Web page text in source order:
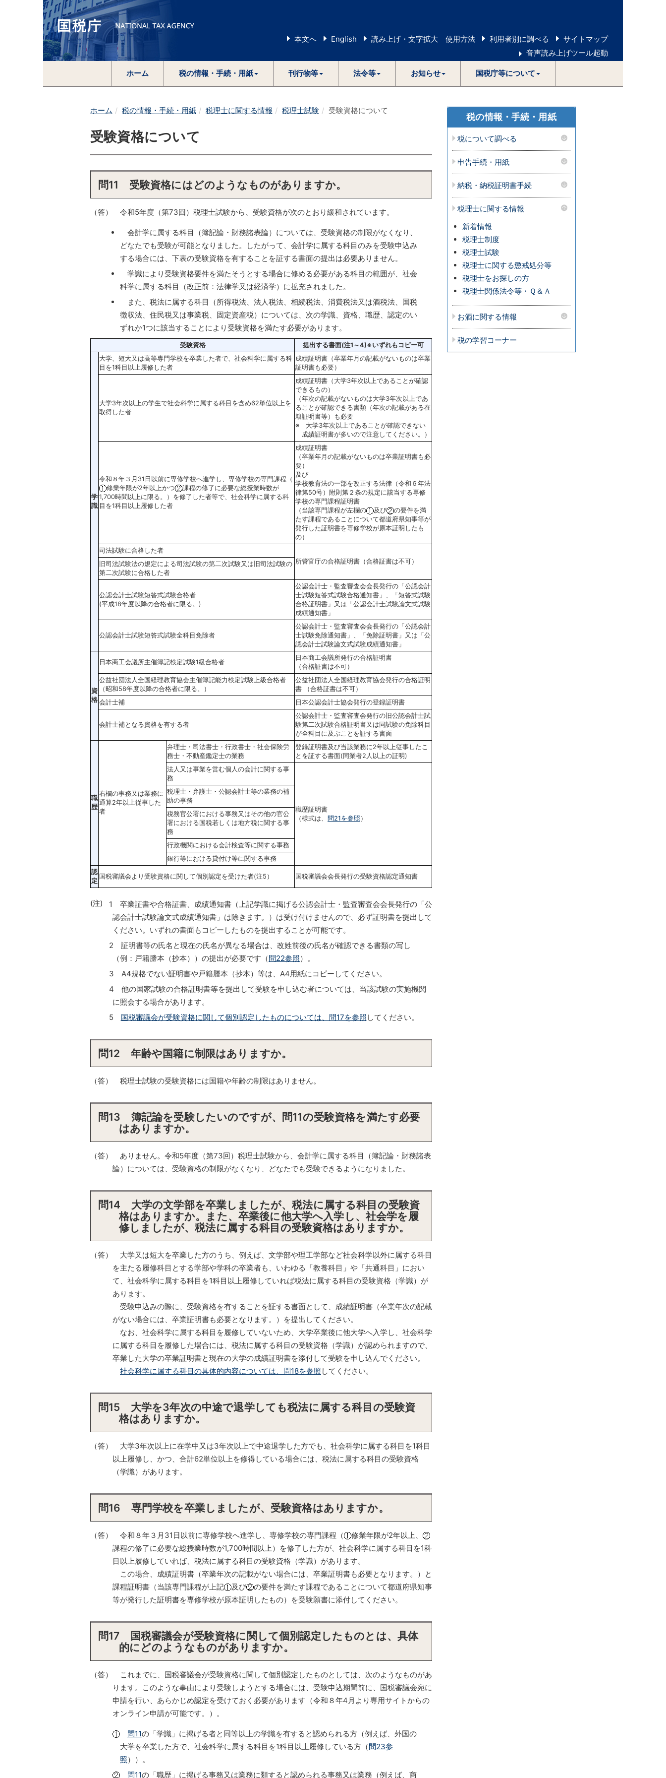
本文へ English 読み上げ・文字拡大 使用方法 利用者別に調べる
サイトマップ
音声読み上げツール起動
ホーム 税の情報・手続・用紙 刊行物等 法令等 お知らせ 国税庁等について
ホーム 税の情報・手続・用紙 税理士に関する情報 税理士試験 受験資格について
受験資格について
問11 受験資格にはどのようなものがありますか。
（答） 令和5年度（第73回）税理士試験から、受験資格が次のとおり緩和されています。
会計学に属する科目（簿記論・財務諸表論）については、受験資格の制限がなくなり、
どなたでも受験が可能となりました。したがって、会計学に属する科目のみを受験申込み
する場合には、下表の受験資格を有することを証する書面の提出は必要ありません。
学識により受験資格要件を満たそうとする場合に修める必要がある科目の範囲が、社会
科学に属する科目（改正前：法律学又は経済学）に拡充されました。
また、税法に属する科目（所得税法、法人税法、相続税法、消費税法又は酒税法、国税
徴収法、住民税又は事業税、固定資産税）については、次の学識、資格、職歴、認定のい
ずれか1つに該当することにより受験資格を満たす必要があります。
受験資格 提出する書面(注1～4)※いずれもコピー可
学
識
大学、短大又は高等専門学校を卒業した者で、社会科学に属する科
目を1科目以上履修した者
成績証明書（卒業年月の記載がないものは卒業
証明書も必要）
大学3年次以上の学生で社会科学に属する科目を含め62単位以上を
取得した者
成績証明書（大学3年次以上であることが確認
できるもの）
（年次の記載がないものは大学3年次以上であ
ることが確認できる書類（年次の記載がある在
籍証明書等）も必要
※ 大学3年次以上であることが確認できない
成績証明書が多いので注意してください。）
令和８年３月31日以前に専修学校へ進学し、専修学校の専門課程（
修業年限が2年以上かつ
課程の修了に必要な総授業時数が
1,700時間以上に限る。）を修了した者等で、社会科学に属する科
目を1科目以上履修した者
成績証明書
（卒業年月の記載がないものは卒業証明書も必
要）
及び
学校教育法の一部を改正する法律（令和６年法
律第50号）附則第２条の規定に該当する専修
学校の専門課程証明書
（当該専門課程が左欄の
及び
の要件を満
たす課程であることについて都道府県知事等が
発行した証明書を専修学校が原本証明したも
の）
司法試験に合格した者
所管官庁の合格証明書（合格証書は不可）
旧司法試験法の規定による司法試験の第二次試験又は旧司法試験の
第二次試験に合格した者
公認会計士試験短答式試験合格者
(平成18年度以降の合格者に限る。)
公認会計士・監査審査会会長発行の「公認会計
士試験短答式試験合格通知書」、「短答式試験
合格証明書」又は「公認会計士試験論文式試験
成績通知書」
公認会計士試験短答式試験全科目免除者
公認会計士・監査審査会会長発行の「公認会計
士試験免除通知書」、「免除証明書」又は「公
認会計士試験論文式試験成績通知書」
資
格
日本商工会議所主催簿記検定試験1級合格者
日本商工会議所発行の合格証明書
（合格証書は不可）
公益社団法人全国経理教育協会主催簿記能力検定試験上級合格者
（昭和58年度以降の合格者に限る。）
公益社団法人全国経理教育協会発行の合格証明
書 （合格証書は不可）
会計士補
日本公認会計士協会発行の登録証明書
会計士補となる資格を有する者
公認会計士・監査審査会発行の旧公認会計士試
験第二次試験合格証明書又は同試験の免除科目
が全科目に及ぶことを証する書面
職
歴
右欄の事務又は業務に
通算2年以上従事した
者
弁理士・司法書士・行政書士・社会保険労
務士・不動産鑑定士の業務
登録証明書及び当該業務に2年以上従事したこ
とを証する書面(同業者2人以上の証明)
法人又は事業を営む個人の会計に関する事
務
職歴証明書
（様式は、 問21を参照 ）
税理士・弁護士・公認会計士等の業務の補
助の事務
税務官公署における事務又はその他の官公
署における国税若しくは地方税に関する事
務
行政機関における会計検査等に関する事務
銀行等における貸付け等に関する事務
認
定
国税審議会より受験資格に関して個別認定を受けた者(注5） 国税審議会会長発行の受験資格認定通知書
(注)
1 卒業証書や合格証書、成績通知書（上記学識に掲げる公認会計士・監査審査会会長発行の「公
認会計士試験論文式成績通知書」は除きます。）は受け付けませんので、必ず証明書を提出して
ください。いずれの書面もコピーしたものを提出することが可能です。
2 証明書等の氏名と現在の氏名が異なる場合は、改姓前後の氏名が確認できる書類の写し
（例：戸籍謄本（抄本））の提出が必要です（問22参照）。
3 A4規格でない証明書や戸籍謄本（抄本）等は、A4用紙にコピーしてください。
4 他の国家試験の合格証明書等を提出して受験を申し込む者については、当該試験の実施機関
に照会する場合があります。
5 国税審議会が受験資格に関して個別認定したものについては、問17を参照 してください。
問12 年齢や国籍に制限はありますか。
（答） 税理士試験の受験資格には国籍や年齢の制限はありません。
問13 簿記論を受験したいのですが、問11の受験資格を満たす必要
はありますか。
（答） ありません。令和5年度（第73回）税理士試験から、会計学に属する科目（簿記論・財務諸表
論）については、受験資格の制限がなくなり、どなたでも受験できるようになりました。
問14 大学の文学部を卒業しましたが、税法に属する科目の受験資
格はありますか。また、卒業後に他大学へ入学し、社会学を履
修しましたが、税法に属する科目の受験資格はありますか。
（答） 大学又は短大を卒業した方のうち、例えば、文学部や理工学部など社会科学以外に属する科目
を主たる履修科目とする学部や学科の卒業者も、いわゆる「教養科目」や「共通科目」におい
て、社会科学に属する科目を1科目以上履修していれば税法に属する科目の受験資格（学識）が
あります。
受験申込みの際に、受験資格を有することを証する書面として、成績証明書（卒業年次の記載
がない場合には、卒業証明書も必要となります。）を提出してください。
なお、社会科学に属する科目を履修していないため、大学卒業後に他大学へ入学し、社会科学
に属する科目を履修した場合には、税法に属する科目の受験資格（学識）が認められますので、
卒業した大学の卒業証明書と現在の大学の成績証明書を添付して受験を申し込んでください。
社会科学に属する科目の具体的内容については、問18を参照 してください。
問15 大学を3年次の中途で退学しても税法に属する科目の受験資
格はありますか。
（答） 大学3年次以上に在学中又は3年次以上で中途退学した方でも、社会科学に属する科目を1科目
以上履修し、かつ、合計62単位以上を修得している場合には、税法に属する科目の受験資格
（学識）があります。
問16 専門学校を卒業しましたが、受験資格はありますか。
（答） 令和８年３月31日以前に専修学校へ進学し、専修学校の専門課程（
修業年限が2年以上、
課程の修了に必要な総授業時数が1,700時間以上）を修了した方が、社会科学に属する科目を1科
目以上履修していれば、税法に属する科目の受験資格（学識）があります。
この場合、成績証明書（卒業年次の記載がない場合には、卒業証明書も必要となります。）と
課程証明書（当該専門課程が上記
及び
の要件を満たす課程であることについて都道府県知事
等が発行した証明書を専修学校が原本証明したもの）を受験願書に添付してください。
問17 国税審議会が受験資格に関して個別認定したものとは、具体
的にどのようなものがありますか。
（答） これまでに、国税審議会が受験資格に関して個別認定したものとしては、次のようなものがあ
ります。このような事由により受験しようとする場合には、受験申込期間前に、国税審議会宛に
申請を行い、あらかじめ認定を受けておく必要があります（令和８年4月より専用サイトからの
オンライン申請が可能です。）。
問11の「学識」に掲げる者と同等以上の学識を有すると認められる方（例えば、外国の
大学を卒業した方で、社会科学に属する科目を1科目以上履修している方（問23参
照））。
問11の「職歴」に掲げる事務又は業務に類すると認められる事務又は業務（例えば、商
税の情報・手続・用紙
税について調べる
申告手続・用紙
納税・納税証明書手続
税理士に関する情報
新着情報
税理士制度
税理士試験
税理士に関する懲戒処分等
税理士をお探しの方
税理士関係法令等・Ｑ＆Ａ
お酒に関する情報
税の学習コーナー